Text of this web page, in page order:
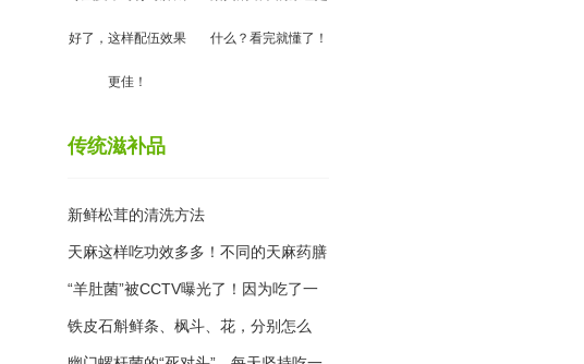
好了，这样配伍效果
更佳！
什么？看完就懂了！
传统滋补品
新鲜松茸的清洗方法
天麻这样吃功效多多！不同的天麻药膳
食谱，功效大不同
“羊肚菌”被CCTV曝光了！因为吃了一
个月后你会发现....
铁皮石斛鲜条、枫斗、花，分别怎么